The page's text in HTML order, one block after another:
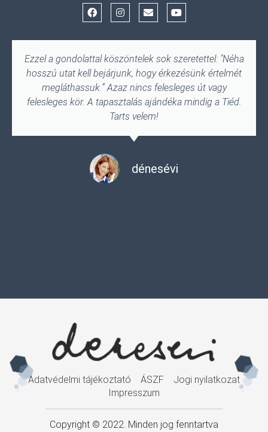
F
a
c
o
o
k
I
n
s
g
r
a
m
E
n
v
o
p
e
Y
o
u
b
e
Ezzel a gondolattal köszöntelek sok szeretettel: "Néha
hosszú utat kell bejárjunk, hogy érkezésünk értelmét
megláthassuk.” Azaz nincs felesleges út vagy
felesleges kör. A tapasztalás ajándéka mindig a Tiéd.
Tarts velem!
dénesévi
Adatvédelmi tájékoztató ÁSZF
Jogi nyilatkozat
Impresszum
Copyright © 2022. Minden jog fenntartva